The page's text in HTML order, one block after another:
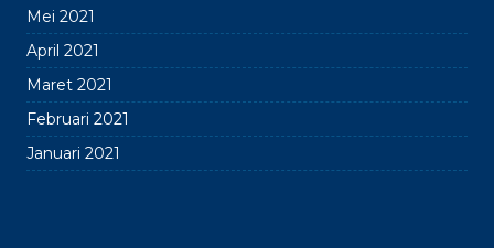
Mei 2021
April 2021
Maret 2021
Februari 2021
Januari 2021